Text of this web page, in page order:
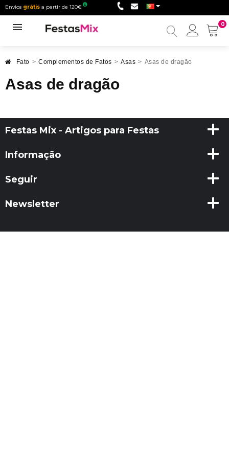
Envios grátis a partir de 120€
0
Minha
Fato > Complementos de Fatos > Asas > Asas de dragão
Asas de dragão
Festas Mix - Artigos para Festas
Informação
Seguir
Newsletter